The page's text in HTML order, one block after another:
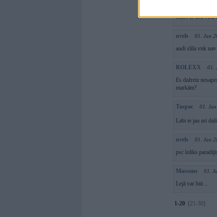
Katrs te liek visu
uvels 01. Jan
audi slila vnk
ROLEXX 01.
Es dažreiz
markām?
Taspac 01.
Labi te jau ari
uvels 01. Jan
psc loliks
Massons 01.
Lejā var būt ...
1-20 [21-30]